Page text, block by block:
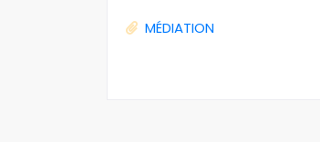
MÉDIATION